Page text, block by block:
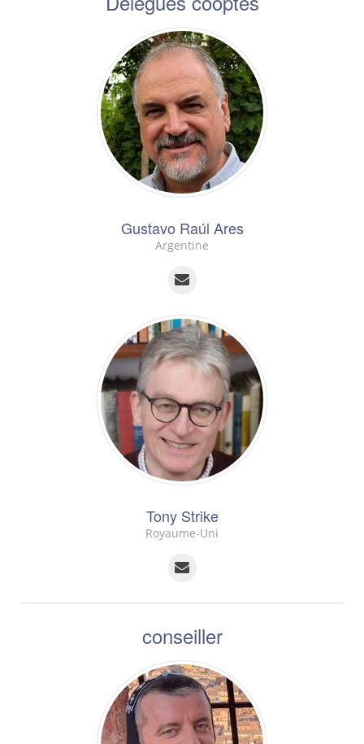
Gustavo Raúl Ares
Argentine
Tony Strike
Royaume-Uni
conseiller